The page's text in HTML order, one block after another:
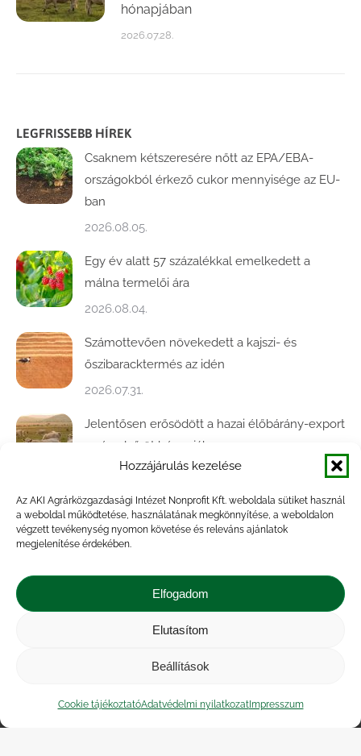
Hozzájárulás kezelése
Az AKI Agrárközgazdasági Intézet Nonprofit Kft. weboldala sütiket használ
a weboldal működtetése, használatának megkönnyítése, a weboldalon
végzett tevékenység nyomon követése és releváns ajánlatok
megjelenítése érdekében.
Elfogadom
Elutasítom
Beállítások
Cookie tájékoztatóAdatvédelmi nyilatkozatImpresszum
hónapjában
2026.07.28.
LEGFRISSEBB HÍREK
Csaknem kétszeresére nőtt az EPA/EBA-
országokból érkező cukor mennyisége az EU-
ban
2026.08.05.
Egy év alatt 57 százalékkal emelkedett a
málna termelői ára
2026.08.04.
Számottevően növekedett a kajszi- és
őszibaracktermés az idén
2026.07.31.
Jelentősen erősödött a hazai élőbárány-export
az év első öt hónapjában
2026.07.28.
Közel ötödével bővült a baromfivágás
Magyarországon
A végéhez közelít az őszi búza betakarítása
2026.07.21.
Közérdekű adatok
| Adatvédelmi nyilatkozat
|